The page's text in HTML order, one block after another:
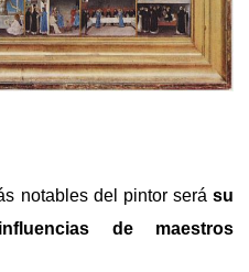
notables del pintor será su
de maestros